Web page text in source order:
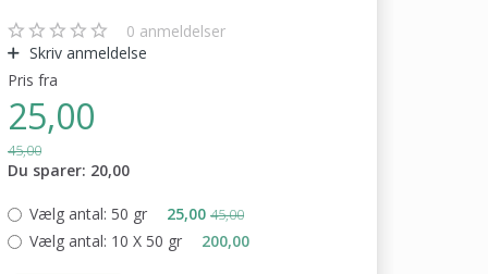
0 anmeldelser
Skriv anmeldelse
Pris fra
25,00
45,00
Du sparer: 20,00
Vælg antal: 50 gr 25,00 45,00
Vælg antal: 10 X 50 gr 200,00